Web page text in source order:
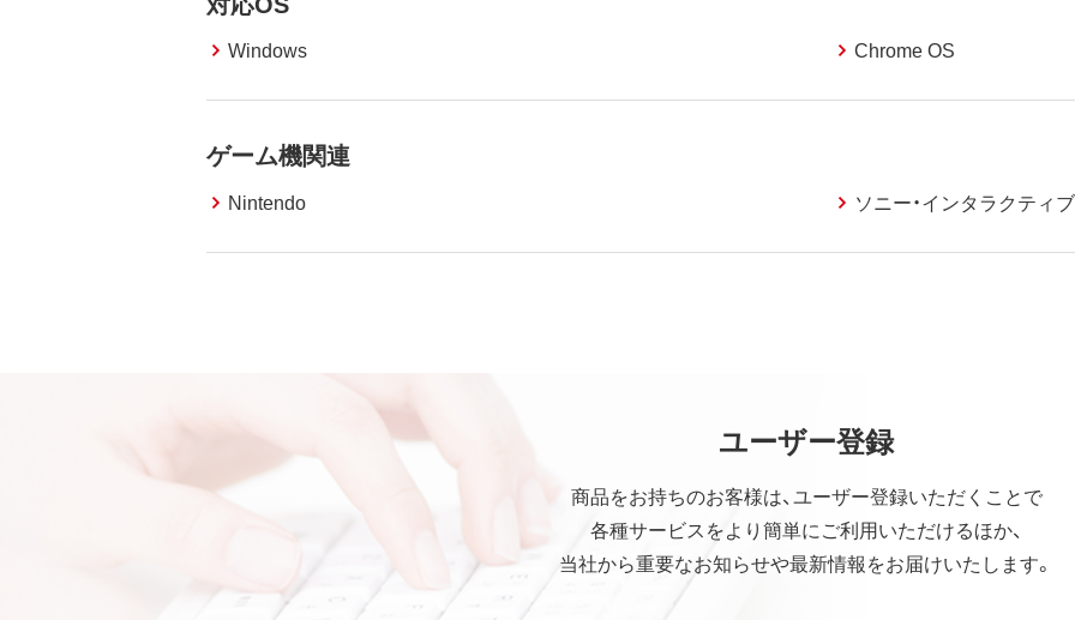
Windows Chrome OS
ゲーム機関連
Nintendo ソニー・インタラクティ
ユーザー登録
商品をお持ちのお客様は、ユーザー登録いただくことで
各種サービスをより簡単にご利用いただけるほか、
当社から重要なお知らせや最新情報をお届けいたします。